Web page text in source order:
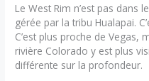
Le West Rim n’est pas dans
gérée par la tribu Hualapai.
C’est plus proche de Vegas,
rivière Colorado y est plus
différente sur la profondeur.